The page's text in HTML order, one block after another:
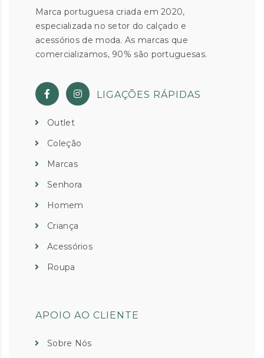
Marca portuguesa criada em 2020,
especializada no setor do calçado e
acessórios de moda. As marcas que
comercializamos, 90% são portuguesas.
LIGAÇÕES RÁPIDAS
Outlet
Coleção
Marcas
Senhora
Homem
Criança
Acessórios
Roupa
APOIO AO CLIENTE
Sobre Nós